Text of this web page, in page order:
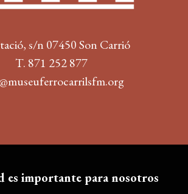
s/n 07450 Son Carrió
T. 871 252 877
es importante para nosotros